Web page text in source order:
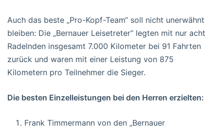
Auch das beste „Pro-Kopf-Team“ soll nicht unerwähnt
bleiben: Die „Bernauer Leisetreter“ legten mit nur acht
Radelnden insgesamt 7.000 Kilometer bei 91 Fahrten
zurück und waren mit einer Leistung von 875
Kilometern pro Teilnehmer die Sieger.
Die besten Einzelleistungen bei den Herren erzielten:
Frank Timmermann von den „Bernauer